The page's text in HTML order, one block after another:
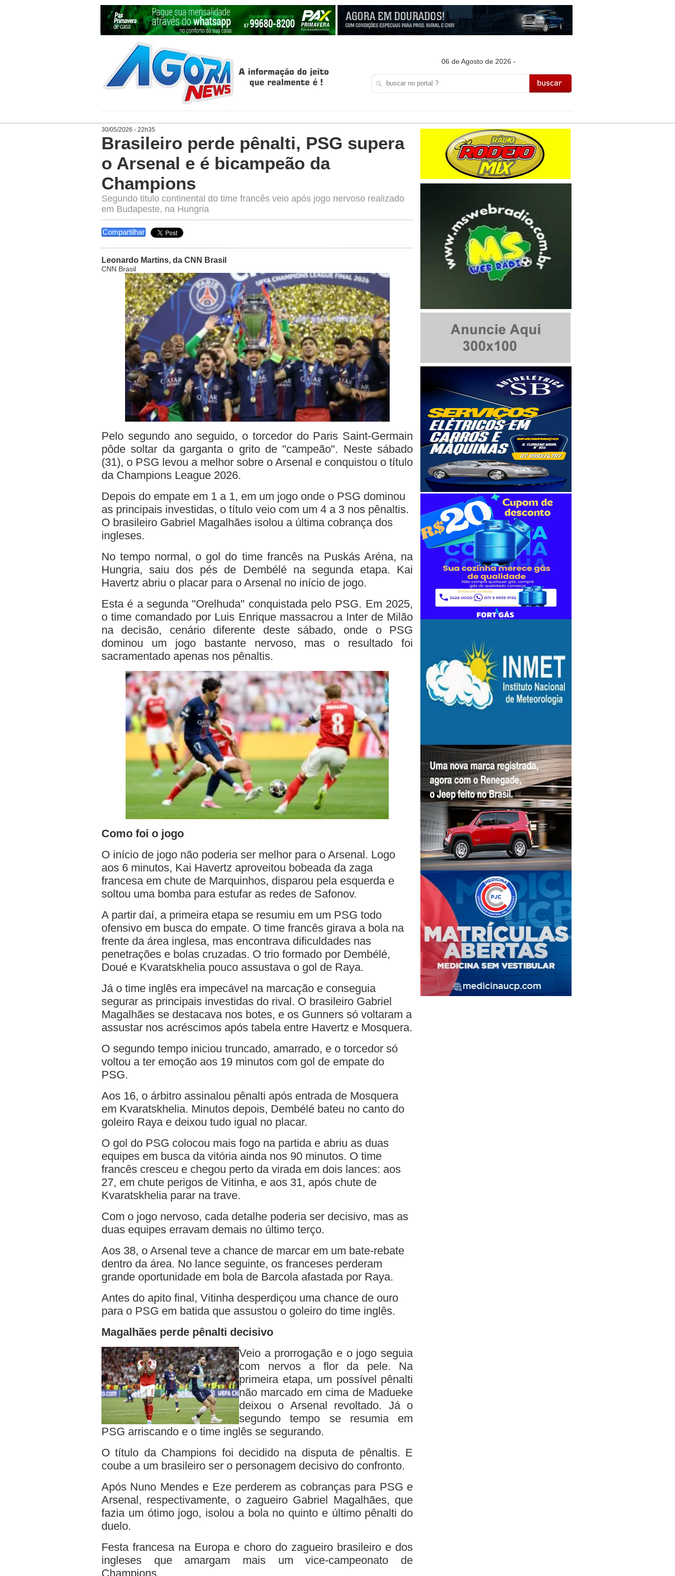
06 de Agosto de 2026 -
30/05/2026 - 22h35
Brasileiro perde pênalti, PSG supera
o Arsenal e é bicampeão da
Champions
Segundo titulo continental do time francês veio após jogo nervoso realizado
em Budapeste, na Hungria
Compartilhar
Leonardo Martins, da CNN Brasil
CNN Brasil
Pelo segundo ano seguido, o torcedor do Paris Saint-Germain
pôde soltar da garganta o grito de "campeão". Neste sábado
(31), o PSG levou a melhor sobre o Arsenal e conquistou o título
da Champions League 2026.
Depois do empate em 1 a 1, em um jogo onde o PSG dominou
as principais investidas, o título veio com um 4 a 3 nos pênaltis.
O brasileiro Gabriel Magalhães isolou a última cobrança dos
ingleses.
No tempo normal, o gol do time francês na Puskás Aréna, na
Hungria, saiu dos pés de Dembélé na segunda etapa. Kai
Havertz abriu o placar para o Arsenal no início de jogo.
Esta é a segunda "Orelhuda" conquistada pelo PSG. Em 2025,
o time comandado por Luis Enrique massacrou a Inter de Milão
na decisão, cenário diferente deste sábado, onde o PSG
dominou um jogo bastante nervoso, mas o resultado foi
sacramentado apenas nos pênaltis.
Como foi o jogo
O início de jogo não poderia ser melhor para o Arsenal. Logo
aos 6 minutos, Kai Havertz aproveitou bobeada da zaga
francesa em chute de Marquinhos, disparou pela esquerda e
soltou uma bomba para estufar as redes de Safonov.
A partir daí, a primeira etapa se resumiu em um PSG todo
ofensivo em busca do empate. O time francês girava a bola na
frente da área inglesa, mas encontrava dificuldades nas
penetrações e bolas cruzadas. O trio formado por Dembélé,
Doué e Kvaratskhelia pouco assustava o gol de Raya.
Já o time inglês era impecável na marcação e conseguia
segurar as principais investidas do rival. O brasileiro Gabriel
Magalhães se destacava nos botes, e os Gunners só voltaram a
assustar nos acréscimos após tabela entre Havertz e Mosquera.
O segundo tempo iniciou truncado, amarrado, e o torcedor só
voltou a ter emoção aos 19 minutos com gol de empate do
PSG.
Aos 16, o árbitro assinalou pênalti após entrada de Mosquera
em Kvaratskhelia. Minutos depois, Dembélé bateu no canto do
goleiro Raya e deixou tudo igual no placar.
O gol do PSG colocou mais fogo na partida e abriu as duas
equipes em busca da vitória ainda nos 90 minutos. O time
francês cresceu e chegou perto da virada em dois lances: aos
27, em chute perigos de Vitinha, e aos 31, após chute de
Kvaratskhelia parar na trave.
Com o jogo nervoso, cada detalhe poderia ser decisivo, mas as
duas equipes erravam demais no último terço.
Aos 38, o Arsenal teve a chance de marcar em um bate-rebate
dentro da área. No lance seguinte, os franceses perderam
grande oportunidade em bola de Barcola afastada por Raya.
Antes do apito final, Vitinha desperdiçou uma chance de ouro
para o PSG em batida que assustou o goleiro do time inglês.
Magalhães perde pênalti decisivo
Veio a prorrogação e o jogo seguia
com nervos a flor da pele. Na
primeira etapa, um possível pênalti
não marcado em cima de Madueke
deixou o Arsenal revoltado. Já o
segundo tempo se resumia em
PSG arriscando e o time inglês se segurando.
O título da Champions foi decidido na disputa de pênaltis. E
coube a um brasileiro ser o personagem decisivo do confronto.
Após Nuno Mendes e Eze perderem as cobranças para PSG e
Arsenal, respectivamente, o zagueiro Gabriel Magalhães, que
fazia um ótimo jogo, isolou a bola no quinto e último pênalti do
duelo.
Festa francesa na Europa e choro do zagueiro brasileiro e dos
ingleses que amargam mais um vice-campeonato de
Champions